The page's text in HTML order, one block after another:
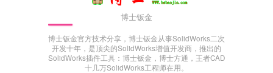
博士钣金
博士钣金官方技术分享，博士钣金从事SolidWorks二次
开发十年，是顶尖的SolidWorks增值开发商，推出的
SolidWorks插件工具：博士钣金，博士方通，王者CAD
十几万SolidWorks工程师在用。